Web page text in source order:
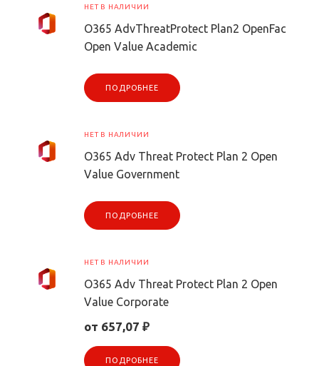
НЕТ В НАЛИЧИИ
O365 AdvThreatProtect Plan2 OpenFac
Open Value Academic
ПОДРОБНЕЕ
НЕТ В НАЛИЧИИ
O365 Adv Threat Protect Plan 2 Open
Value Government
ПОДРОБНЕЕ
НЕТ В НАЛИЧИИ
O365 Adv Threat Protect Plan 2 Open
Value Corporate
от 657,07 ₽
ПОДРОБНЕЕ